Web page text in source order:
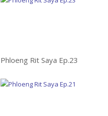
Phloeng Rit Saya Ep.23